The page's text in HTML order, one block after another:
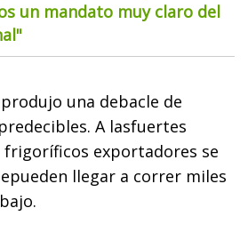
un mandato muy claro del
una debacle de
A lasfuertes
frigoríficos exportadores se
llegar a correr miles